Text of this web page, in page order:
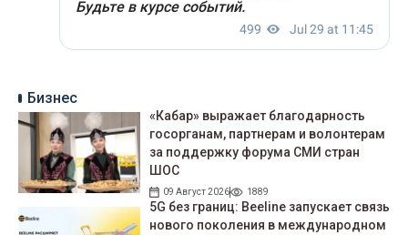
Бизнес
«Кабар» выражает благодарность
госорганам, партнерам и волонтерам
за поддержку форума СМИ стран
ШОС
09 Август 2026 1889
5G без границ: Beeline запускает связь
нового поколения в международном